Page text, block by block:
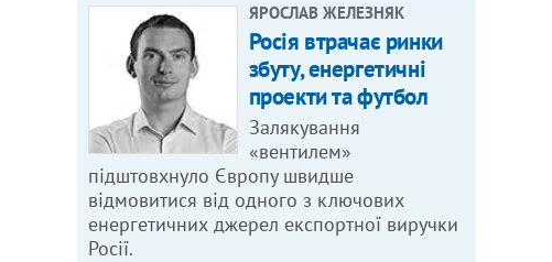
ЯРОСЛАВ ЖЕЛЕЗНЯК
Росія втрачає ринки
збуту, енергетичні
проекти та футбол
Залякування
«вентилем»
підштовхнуло Європу швидше
відмовитися від одного з ключових
енергетичних джерел експортної виручки
Росії.